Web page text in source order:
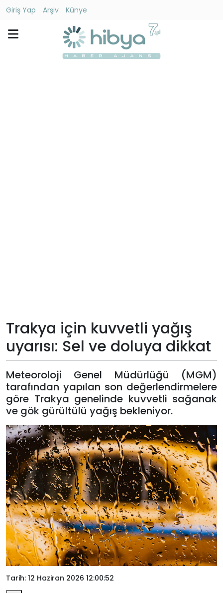
Giriş Yap Arşiv
Künye
Künye
Giriş
Yap
Trakya için kuvvetli yağış
uyarısı: Sel ve doluya dikkat
Meteoroloji Genel Müdürlüğü (MGM)
tarafından yapılan son değerlendirmelere
göre Trakya genelinde kuvvetli sağanak
ve gök gürültülü yağış bekleniyor.
Tarih: 12 Haziran 2026 12:00:52